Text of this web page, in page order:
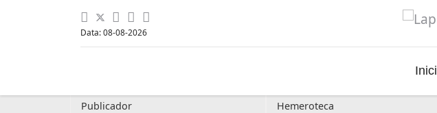
Data: 08-08-2026
Inici
Publicador Hemeroteca